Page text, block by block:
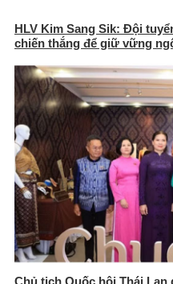
HLV Kim Sang Sik: Đội
chiến thắng để giữ vững
Chủ tịch Quốc hội Thái Lan